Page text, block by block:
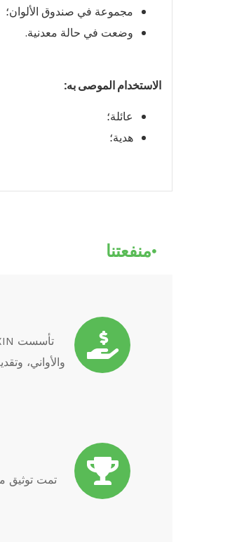
مجموعة في صندوق الألوان؛
وضعت في حالة معدنية.
الاستخدام الموصى به:
عائلة؛
هدية؛
منفعتنا